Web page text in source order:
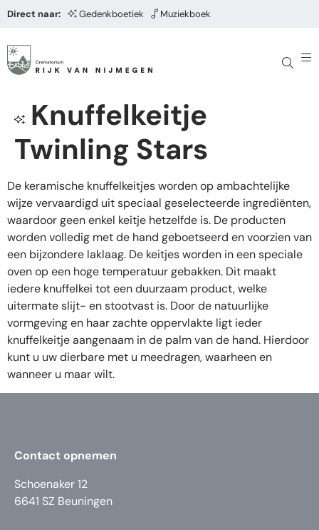
Direct naar: Gedenkboetiek Muziekboek
Knuffelkeitje
Twinling Stars
De keramische knuffelkeitjes worden op ambachtelijke
wijze vervaardigd uit speciaal geselecteerde ingrediënten,
waardoor geen enkel keitje hetzelfde is. De producten
worden volledig met de hand geboetseerd en voorzien van
een bijzondere laklaag. De keitjes worden in een speciale
oven op een hoge temperatuur gebakken. Dit maakt
iedere knuffelkei tot een duurzaam product, welke
uitermate slijt- en stootvast is. Door de natuurlijke
vormgeving en haar zachte oppervlakte ligt ieder
knuffelkeitje aangenaam in de palm van de hand. Hierdoor
kunt u uw dierbare met u meedragen, waarheen en
wanneer u maar wilt.
Contact opnemen
Schoenaker 12
6641 SZ Beuningen